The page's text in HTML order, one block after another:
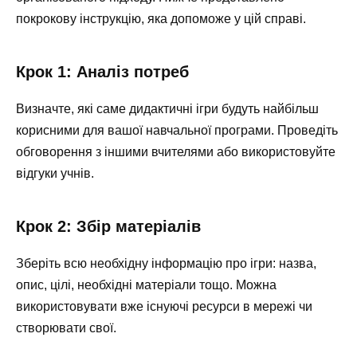
покрокову інструкцію, яка допоможе у цій справі.
Крок 1: Аналіз потреб
Визначте, які саме дидактичні ігри будуть найбільш
корисними для вашої навчальної програми. Проведіть
обговорення з іншими вчителями або використовуйте
відгуки учнів.
Крок 2: Збір матеріалів
Зберіть всю необхідну інформацію про ігри: назва,
опис, цілі, необхідні матеріали тощо. Можна
використовувати вже існуючі ресурси в мережі чи
створювати свої.